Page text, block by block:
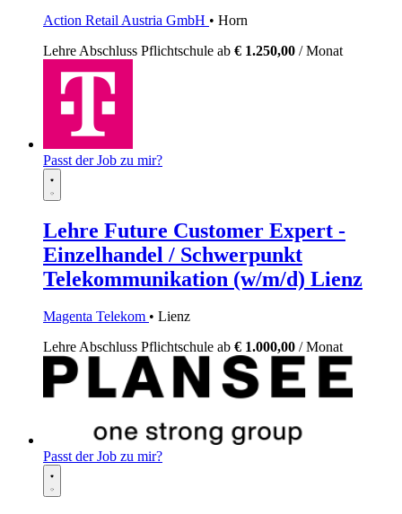
Action Retail Austria GmbH • Horn
Lehre Abschluss Pflichtschule ab € 1.250,00 / Monat
Passt der Job zu mir?
Lehre Future Customer Expert -
Einzelhandel / Schwerpunkt
Telekommunikation (w/m/d) Lienz
Magenta Telekom • Lienz
LehreAbschluss Pflichtschule ab € 1.000,00 / Monat
Passt der Job zu mir?